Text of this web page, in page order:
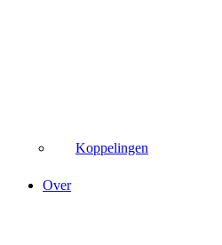
Koppelingen
Over